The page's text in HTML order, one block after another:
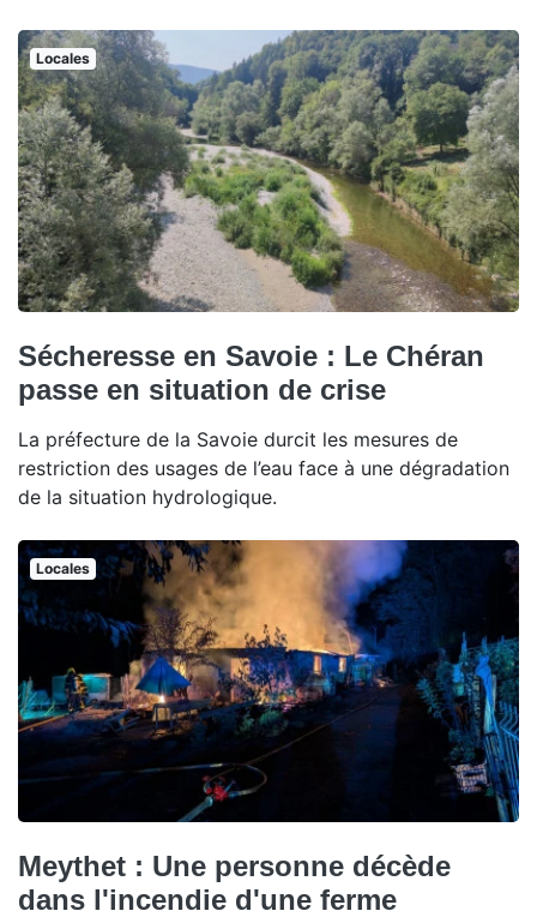
Locales
Sécheresse en Savoie : Le Chéran
passe en situation de crise
La préfecture de la Savoie durcit les mesures de
restriction des usages de l’eau face à une dégradation
de la situation hydrologique.
Locales
Meythet : Une personne décède
dans l'incendie d'une ferme